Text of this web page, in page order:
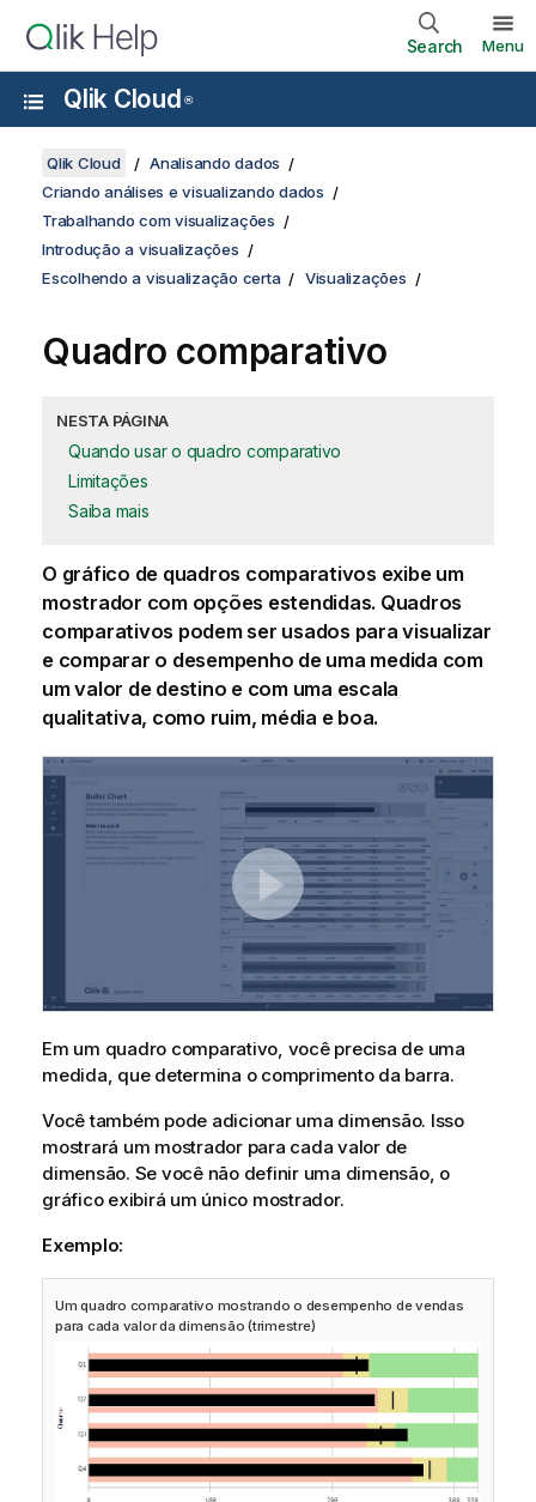
Search Menu
Qlik Cloud ®
Qlik Cloud
Analisando dados
Criando análises e visualizando dados
Trabalhando com visualizações
Introdução a visualizações
Escolhendo a visualização certa
Visualizações
Quadro comparativo
NESTA PÁGINA
Quando usar o quadro comparativo
Limitações
Saiba mais
O gráfico de quadros comparativos exibe um
mostrador com opções estendidas. Quadros
comparativos podem ser usados para visualizar
e comparar o desempenho de uma medida com
um valor de destino e com uma escala
qualitativa, como ruim, média e boa.
Em um quadro comparativo, você precisa de uma
medida, que determina o comprimento da barra.
Você também pode adicionar uma dimensão. Isso
mostrará um mostrador para cada valor de
dimensão. Se você não definir uma dimensão, o
gráfico exibirá um único mostrador.
Exemplo:
Um quadro comparativo mostrando o desempenho de vendas
para cada valor da dimensão (trimestre)